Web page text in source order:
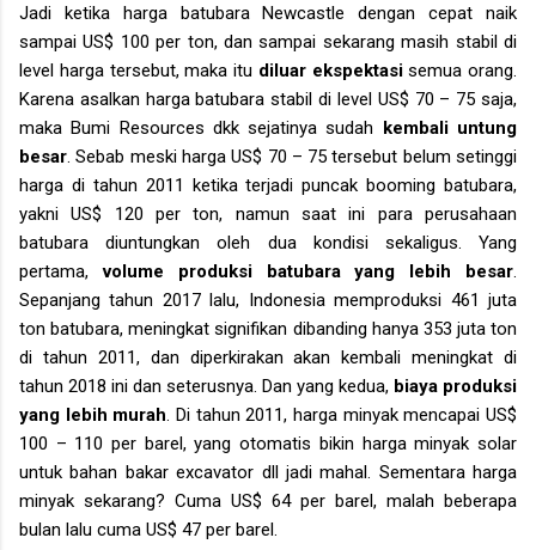
Jadi ketika harga batubara Newcastle dengan cepat naik
sampai US$ 100 per ton, dan sampai sekarang masih stabil di
level harga tersebut, maka itu diluar ekspektasisemua orang.
Karena asalkan harga batubara stabil di level US$ 70 – 75 saja,
maka Bumi Resources dkk sejatinya sudah kembali untung
besar . Sebab meski harga US$ 70 – 75 tersebut belum setinggi
harga di tahun 2011 ketika terjadi puncak booming batubara,
yakni US$ 120 per ton, namun saat ini para perusahaan
batubara diuntungkan oleh dua kondisi sekaligus. Yang
pertama,volume produksi batubara yang lebih besar
Sepanjang tahun 2017 lalu, Indonesia memproduksi 461 juta
ton batubara, meningkat signifikan dibanding hanya 353 juta ton
di tahun 2011, dan diperkirakan akan kembali meningkat di
tahun 2018 ini dan seterusnya. Dan yang kedua, biaya produksi
yang lebih murah . Di tahun 2011, harga minyak mencapai US$
100 – 110 per barel, yang otomatis bikin harga minyak solar
untuk bahan bakar excavator dll jadi mahal. Sementara harga
minyak sekarang? Cuma US$ 64 per barel, malah beberapa
bulan lalu cuma US$ 47 per barel.